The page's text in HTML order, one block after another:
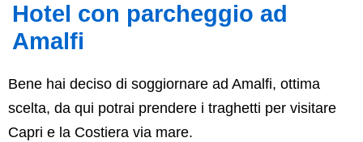
Hotel con parcheggio ad
Amalfi
Bene hai deciso di soggiornare ad Amalfi, ottima
scelta, da qui potrai prendere i traghetti per visitare
Capri e la Costiera via mare.